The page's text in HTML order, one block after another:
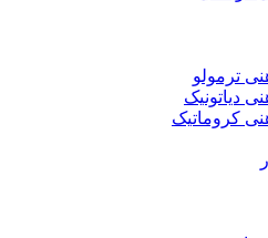
ترمولو
دیاتونیک
کروماتیک